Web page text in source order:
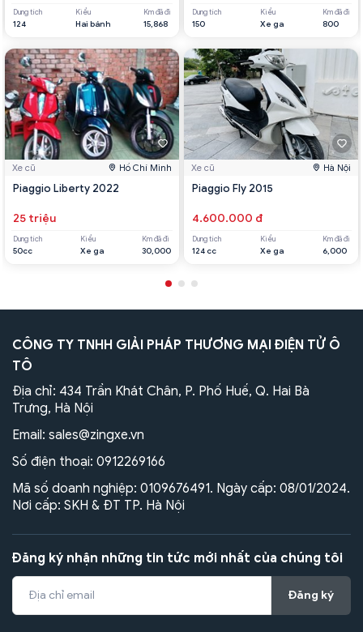
Dung tích
124
Kiểu
Hai bánh
Km đã đi
15,868
Xe cũ Hồ Chí Minh
Piaggio Liberty 2022
25 triệu
Dung tích
50cc
Kiểu
Xe ga
Km đã đi
30,000
Dung tích
150
Kiểu
Xe ga
Km đã đi
800
Xe cũ Hà Nội
Piaggio Fly 2015
4.600.000 đ
Dung tích
124 cc
Kiểu
Xe ga
Km đã đi
6,000
CÔNG TY TNHH GIẢI PHÁP THƯƠNG MẠI ĐIỆN TỬ Ô
TÔ
Địa chỉ: 434 Trần Khát Chân, P. Phố Huế, Q. Hai Bà
Trưng, Hà Nội
Email: sales@zingxe.vn
Số điện thoại: 0912269166
Mã số doanh nghiệp: 0109676491. Ngày cấp: 08/01/2024.
Nơi cấp: SKH & ĐT TP. Hà Nội
Đăng ký nhận những tin tức mới nhất của chúng tôi
Đăng ký